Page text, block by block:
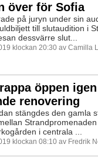
över för Sofia
på juryn under sin
till slutaudition i
dessvärre slut...
klockan 20:30 av Camilla
öppen
renovering
stängdes den gamla
i centrala ...
klockan 08:10 av Fredrik